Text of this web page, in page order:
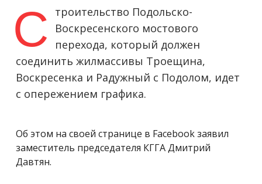
С
троительство Подольско-
Воскресенского мостового
перехода, который должен
соединить жилмассивы Троещина,
Воскресенка и Радужный с Подолом, идет
с опережением графика.
Об этом на своей странице в Facebook заявил
заместитель председателя КГГА Дмитрий
Давтян.